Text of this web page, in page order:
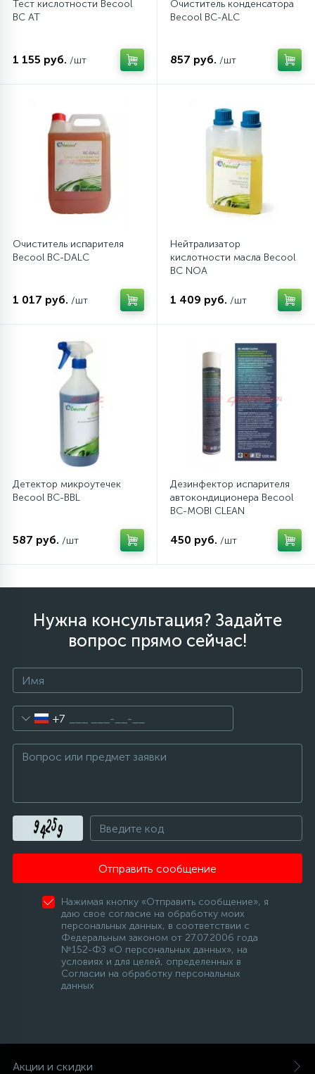
Стекла люка
Суппорты (ступицы)
ТЭНы (нагревательные элементы)
90
12
Шкивы барабана
Шланги залива
Шланги слива
Щетки двигателя
Электронные модули
30
Тест кислотности Becool
BC AT
1 155 руб. /шт
Очиститель конденсатора
Becool BC-ALC
857 руб. /шт
Очиститель испарителя
Becool BC-DALC
1 017 руб. /шт
Нейтрализатор
кислотности масла Becool
BC NOA
1 409 руб. /шт
Детектор микроутечек
Becool BC-BBL
587 руб. /шт
Дезинфектор испарителя
автокондиционера Becool
BC-MOBI CLEAN
450 руб. /шт
Нужна консультация? Задайте
вопрос прямо сейчас!
+7
Отправить сообщение
Нажимая кнопку «Отправить сообщение», я
даю свое согласие на обработку моих
персональных данных, в соответствии с
Федеральным законом от 27.07.2006 года
№152-ФЗ «О персональных данных», на
условиях и для целей, определенных в
Согласии на обработку персональных
данных
Акции и скидки